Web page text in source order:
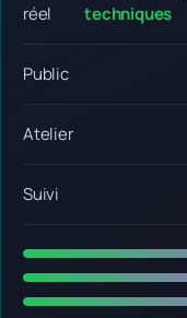
réel
techniques
Public
Atelier
Suivi